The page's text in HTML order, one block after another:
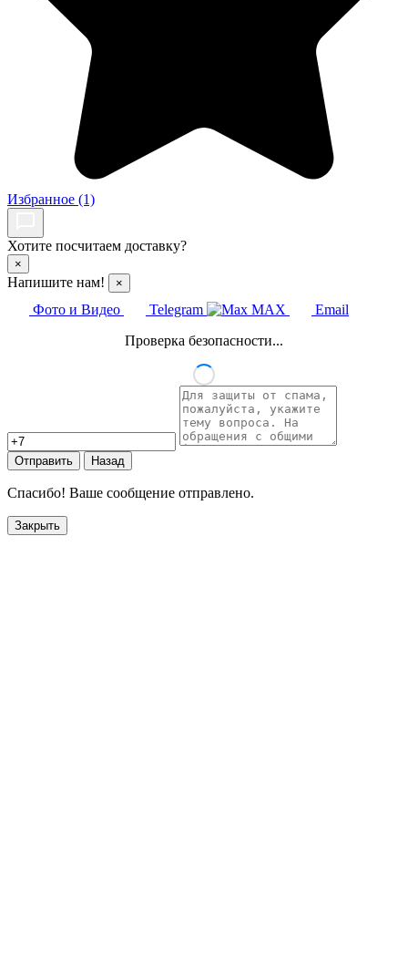
Избранное (1)
Хотите посчитаем доставку?
×
Напишите нам! ×
Фото и Видео Telegram MAX
Email
Проверка безопасности...
Отправить Назад
Спасибо! Ваше сообщение отправлено.
Закрыть